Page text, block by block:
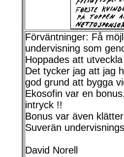
Förväntninger: Få
undervisning som
Hoppades att
Det tycker jag att jag
god grund att bygga
Ekosofin var en
intryck !!
Bonus var även
Suverän
David Norell